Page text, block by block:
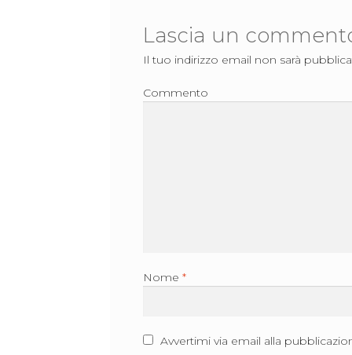
Lascia un
Il tuo indirizzo email non sarà
Commento
Nome *
Avvertimi via email alla